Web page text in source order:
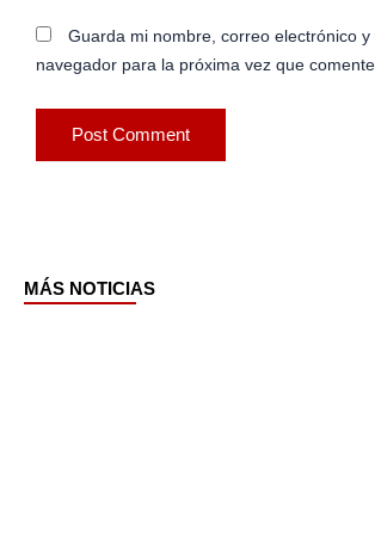
Guarda mi nombre, correo electrónico y
navegador para la próxima vez que comente.
MÁS NOTICIAS